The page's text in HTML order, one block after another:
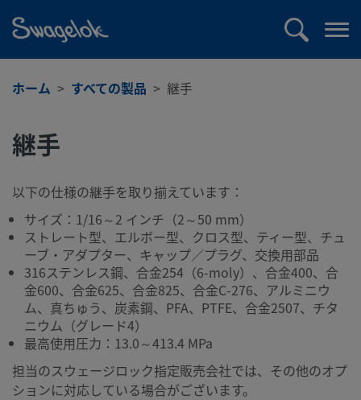
ホーム すべての製品 継手
継手
以下の仕様の継手を取り揃えています：
サイズ：1/16～2 インチ（2～50 mm）
ストレート型、エルボー型、クロス型、ティー型、チュ
ーブ・アダプター、キャップ／プラグ、交換用部品
316ステンレス鋼、合金254（6-moly）、合金400、合
金600、合金625、合金825、合金C-276、アルミニウ
ム、真ちゅう、炭素鋼、PFA、PTFE、合金2507、チタ
ニウム（グレード4）
最高使用圧力：13.0～413.4 MPa
担当のスウェージロック指定販売会社では、その他のオプ
ションに対応している場合がございます。